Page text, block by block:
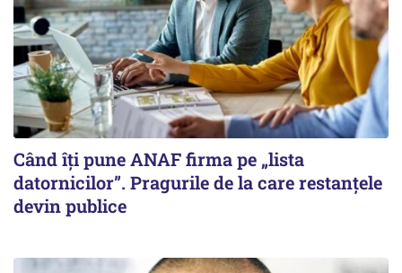
Când îți pune ANAF firma pe „lista
datornicilor”. Pragurile de la care restanțele
devin publice